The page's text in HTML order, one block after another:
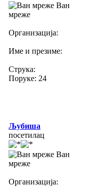
Ван
мреже
Организација:
Име и презиме:
Струка:
Поруке: 24
Љубиша
посетилац
Ван
мреже
Организација: